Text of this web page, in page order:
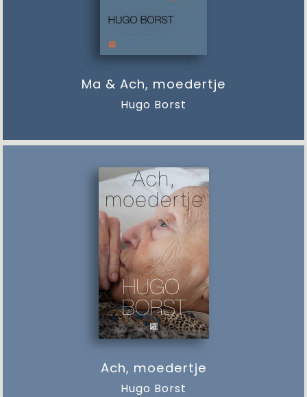
Ma & Ach, moedertje
Hugo Borst
Ach, moedertje
Hugo Borst